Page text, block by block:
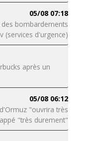
05/08 07:18
bombardements
(services d'urgence)
après un
05/08 06:12
"ouvrira très
"très durement"